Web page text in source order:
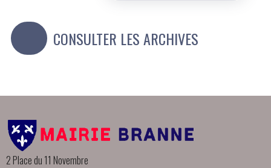
CONSULTER LES ARCHIVES
2 Place du 11 Novembre